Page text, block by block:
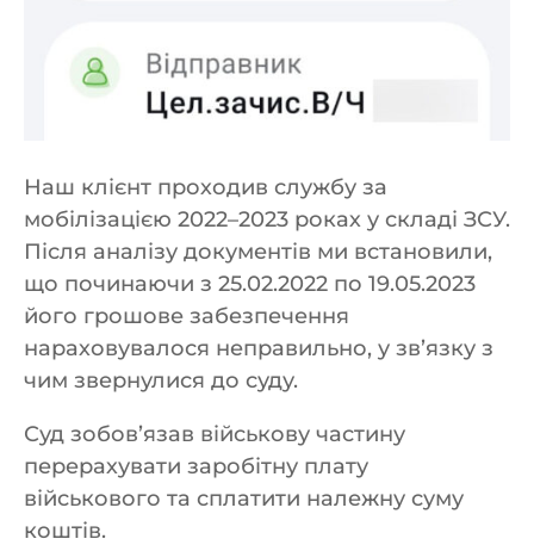
Наш клієнт проходив службу за
мобілізацією 2022–2023 роках у складі ЗСУ.
Після аналізу документів ми встановили,
що починаючи з 25.02.2022 по 19.05.2023
його грошове забезпечення
нараховувалося неправильно, у зв’язку з
чим звернулися до суду.
Суд зобов’язав військову частину
перерахувати заробітну плату
військового та сплатити належну суму
коштів.